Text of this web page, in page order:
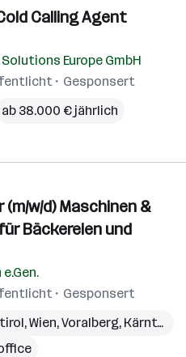
Calling Agent
Europe GmbH
Gesponsert
ab 38.000 € jährlich
(m/w/d) Maschinen &
Bäckereien und
Gesponsert
,Wien,Voralberg, Kärnten